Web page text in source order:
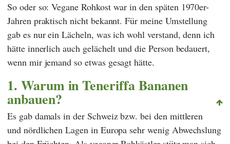
So oder so: Vegane Rohkost war in den späten 1970er-
Jahren praktisch nicht bekannt. Für meine Umstellung
gab es nur ein Lächeln, was ich wohl verstand, denn ich
hätte innerlich auch gelächelt und die Person bedauert,
wenn mir jemand so etwas gesagt hätte.
1. Warum in Teneriffa Bananen
anbauen?
Es gab damals in der Schweiz bzw. bei den mittleren
und nördlichen Lagen in Europa sehr wenig Abwechslung